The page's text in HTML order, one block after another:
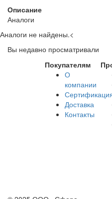
Описание
Аналоги
Аналоги не найдены.<
Вы недавно просматривали
Покупателям
О
компании
Доставка
Контакты